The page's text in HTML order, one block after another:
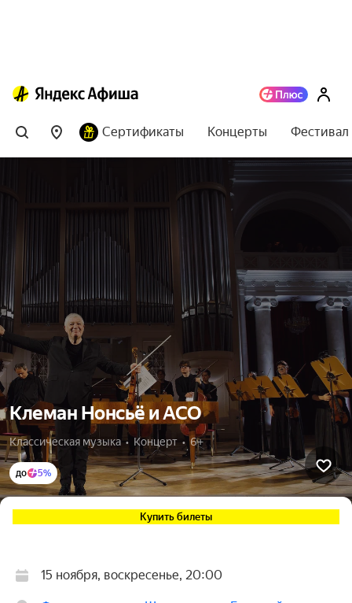
Сертификаты Концерты
Клеман Нонсьё и АСО
Классическая музыка  •  Концерт  •  6+
до 5%
Купить билеты
15 ноября, воскресенье, 20:00